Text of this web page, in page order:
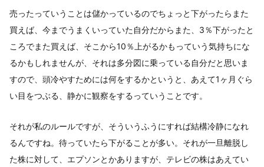
売ったっていうことは儲かっているのでちょっと下がったらまた
買えば、今までうまくいっていた自分だからまた、3％下がったと
ころでまた買えば、そこから10％上がるかもっていう気持ちにな
るかもしれませんが、それは多分図に乗っている自分だと思いま
すので、頭冷やすためには何をするかというと、あえて1ヶ月ぐら
い目をつぶる、静かに観察をするっていうことです。
それが私のルールですが、そういうふうにすれば結構冷静になれ
るんですね。待っていたら下がることが多い。それが一旦離脱し
た株に対して、エプソンとかありますが、テレビの株はあえてい